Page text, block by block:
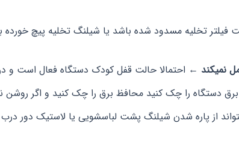
تخلیه مسدود شده باشد یا شیلنگ تخلیه پیچ
نمیکند ← احتمالا حالت قفل کودک دستگاه فعال است و
دستگاه را چک کنید محافظ برق را چک کنید و اگر روشن
از پاره شدن شیلنگ پشت لباسشویی یا لاستیک دور